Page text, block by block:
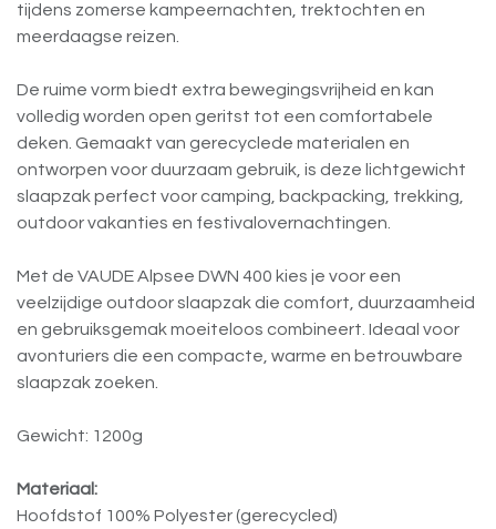
tijdens zomerse kampeernachten, trektochten en
meerdaagse reizen.
De ruime vorm biedt extra bewegingsvrijheid en kan
volledig worden open geritst tot een comfortabele
deken. Gemaakt van gerecyclede materialen en
ontworpen voor duurzaam gebruik, is deze lichtgewicht
slaapzak perfect voor camping, backpacking, trekking,
outdoor vakanties en festivalovernachtingen.
Met de VAUDE Alpsee DWN 400 kies je voor een
veelzijdige outdoor slaapzak die comfort, duurzaamheid
en gebruiksgemak moeiteloos combineert. Ideaal voor
avonturiers die een compacte, warme en betrouwbare
slaapzak zoeken.
Gewicht: 1200g
Materiaal:
Hoofdstof 100% Polyester (gerecycled)